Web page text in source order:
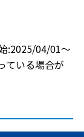
:2025/04/01～
ている場合が